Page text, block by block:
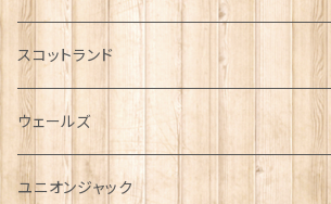
犬グッズ
傘
指貫(シンブル)
スコットランド
ウェールズ
ユニオンジャック